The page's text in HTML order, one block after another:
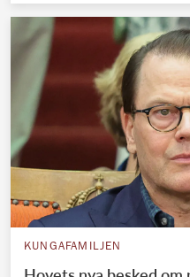
KUNGAFAMILJEN